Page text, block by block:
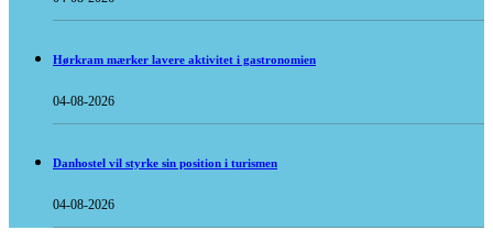
Hørkram mærker lavere aktivitet i gastronomien
04-08-2026
Danhostel vil styrke sin position i turismen
04-08-2026